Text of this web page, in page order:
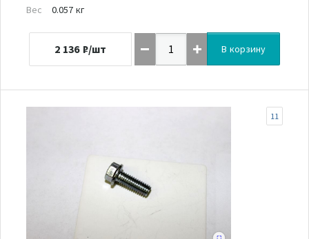
Вес
0.057 кг
2 136 ₽/шт В корзину
11